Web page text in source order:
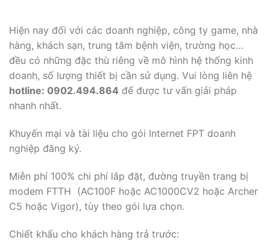
Hiện nay đối với các doanh nghiệp, công ty game, nhà
hàng, khách sạn, trung tâm bệnh viện, trường học…
đều có những đặc thù riêng về mô hình hệ thống kinh
doanh, số lượng thiết bị cần sử dụng. Vui lòng liên hệ
hotline: 0902.494.864 để được tư vấn giải pháp
nhanh nhất.
Khuyến mại và tài liệu cho gói Internet FPT doanh
nghiệp đăng ký.
Miễn phí 100% chi phí lắp đặt, đường truyền trang bị
modem FTTH (AC100F hoặc AC1000CV2 hoặc Archer
C5 hoặc Vigor), tùy theo gói lựa chọn.
Chiết khấu cho khách hàng trả trước: